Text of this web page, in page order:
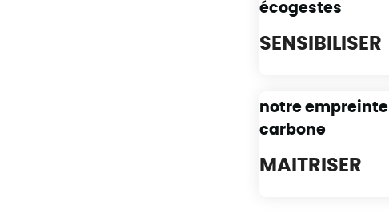
SENSIBILISER
écogestes
MAITRISER
notre empreinte
carbone